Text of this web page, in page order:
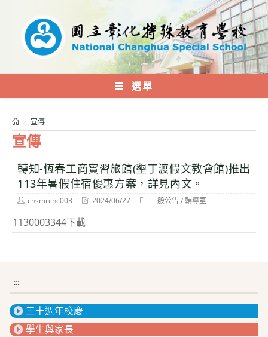
內
選單
宣傳
> 宣傳
轉知-恆春工商實習旅館(墾丁渡假文教會館)推出
113年暑假住宿優惠方案，詳見內文。
Postchsmrchc003
Post
modified:
2024/06/27
Post一般公告/輔導室
1130003344下載
:::
三十週年校慶
學生與家長